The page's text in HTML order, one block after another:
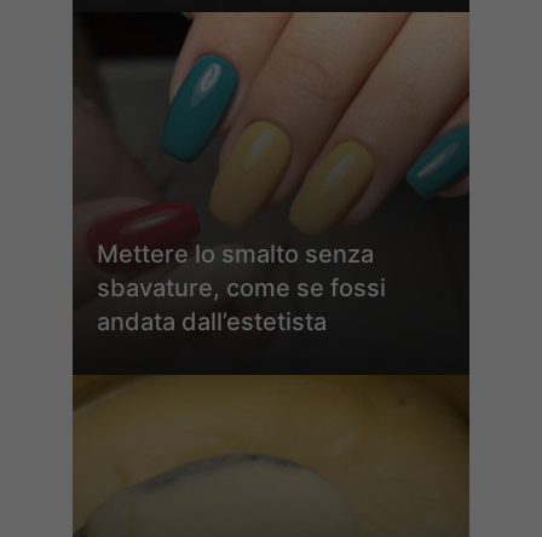
Mettere lo smalto senza
sbavature, come se fossi
andata dall’estetista